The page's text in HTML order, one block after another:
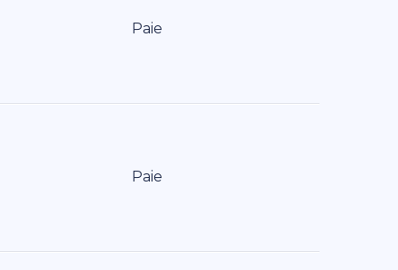
Paie
Paie